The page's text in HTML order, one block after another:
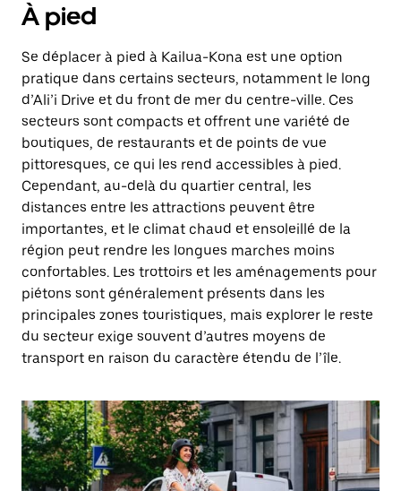
À pied
Se déplacer à pied à Kailua-Kona est une option
pratique dans certains secteurs, notamment le long
d’Ali’i Drive et du front de mer du centre-ville. Ces
secteurs sont compacts et offrent une variété de
boutiques, de restaurants et de points de vue
pittoresques, ce qui les rend accessibles à pied.
Cependant, au-delà du quartier central, les
distances entre les attractions peuvent être
importantes, et le climat chaud et ensoleillé de la
région peut rendre les longues marches moins
confortables. Les trottoirs et les aménagements pour
piétons sont généralement présents dans les
principales zones touristiques, mais explorer le reste
du secteur exige souvent d’autres moyens de
transport en raison du caractère étendu de l’île.